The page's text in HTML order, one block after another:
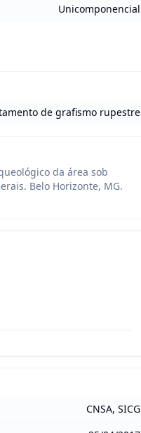
Unicomponencial
de grafismo rupestre
da área sob
Belo Horizonte, MG.
CNSA, SICG